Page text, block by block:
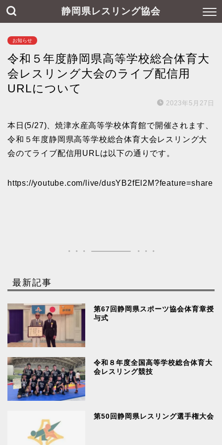
静岡県レスリング協会
お知らせ
令和５年度静岡県高等学校総合体育大
会レスリング大会のライブ配信用
URLについて
2023年5月27日
本日(5/27)、焼津水産高等学校体育館で開催されます、
令和５年度静岡県高等学校総合体育大会レスリング大
会のてライブ配信用URLは以下の通りです。
https://youtube.com/live/dusYB2fEl2M?feature=share
最新記事
第67回静岡県スポーツ協会体育章授
与式
令和８年度全国高等学校総合体育大
会レスリング競技
第50回静岡県レスリング選手権大会